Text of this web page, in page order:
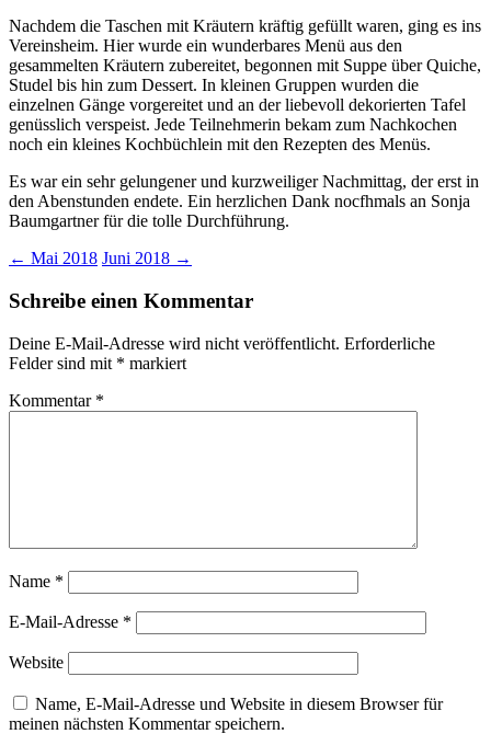
Nachdem die Taschen mit Kräutern kräftig gefüllt waren, ging es ins
Vereinsheim. Hier wurde ein wunderbares Menü aus den
gesammelten Kräutern zubereitet, begonnen mit Suppe über Quiche,
Studel bis hin zum Dessert. In kleinen Gruppen wurden die
einzelnen Gänge vorgereitet und an der liebevoll dekorierten Tafel
genüsslich verspeist. Jede Teilnehmerin bekam zum Nachkochen
noch ein kleines Kochbüchlein mit den Rezepten des Menüs.
Es war ein sehr gelungener und kurzweiliger Nachmittag, der erst in
den Abenstunden endete. Ein herzlichen Dank nocfhmals an Sonja
Baumgartner für die tolle Durchführung.
Beitragsnavigation
← Mai 2018 Juni 2018 →
Schreibe einen Kommentar
Deine E-Mail-Adresse wird nicht veröffentlicht. Erforderliche
Felder sind mit * markiert
Kommentar *
Name *
E-Mail-Adresse *
Website
Name, E-Mail-Adresse und Website in diesem Browser für
meinen nächsten Kommentar speichern.